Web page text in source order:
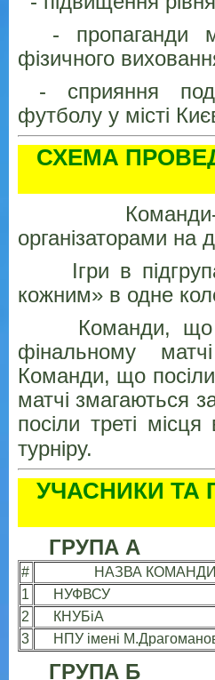
- пропаганди
фізичного
- сприяння
футболу у місті
СХЕМА
Команди-
організаторами на
Ігри в
кожним» в одне
Команди, що
фінальному
Команди, що посіли
матчі змагаються
посіли треті місця
турніру.
# НАЗВА КОМАНДИ
1
НУФВСУ
2
КНУБіА
3
НПУ імені
ГРУПА Б